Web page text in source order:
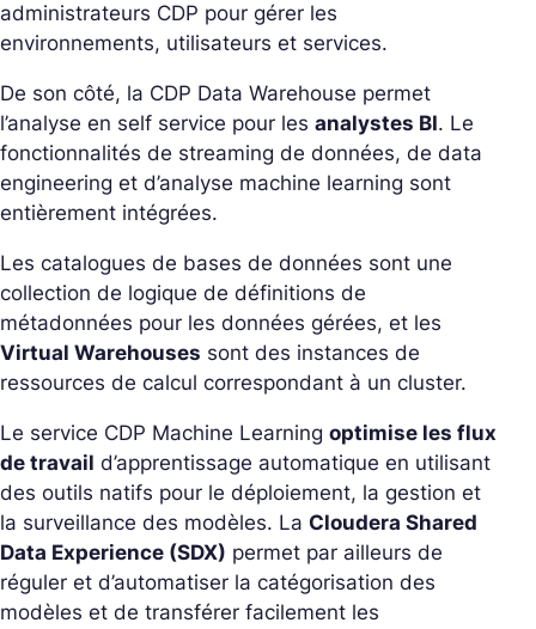
administrateurs CDP pour gérer les
environnements, utilisateurs et services.
De son côté, la CDP Data Warehouse permet
l’analyse en self service pour les analystes BI. Le
fonctionnalités de streaming de données, de data
engineering et d’analyse machine learning sont
entièrement intégrées.
Les catalogues de bases de données sont une
collection de logique de définitions de
métadonnées pour les données gérées, et les
Virtual Warehouses sont des instances de
ressources de calcul correspondant à un cluster.
Le service CDP Machine Learning optimise les flux
de travail d’apprentissage automatique en utilisant
des outils natifs pour le déploiement, la gestion et
la surveillance des modèles. La Cloudera Shared
Data Experience (SDX) permet par ailleurs de
réguler et d’automatiser la catégorisation des
modèles et de transférer facilement les